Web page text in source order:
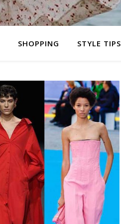
SHOPPING STYLE TIPS